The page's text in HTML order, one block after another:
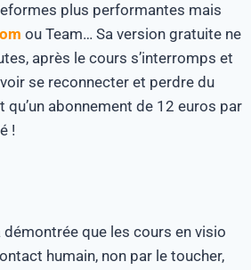
plus performantes mais
ou Team… Sa version gratuite ne
après le cours s’interromps et
se reconnecter et perdre du
qu’un abonnement de 12 euros par
!
démontrée que les cours en visio
humain, non par le toucher,